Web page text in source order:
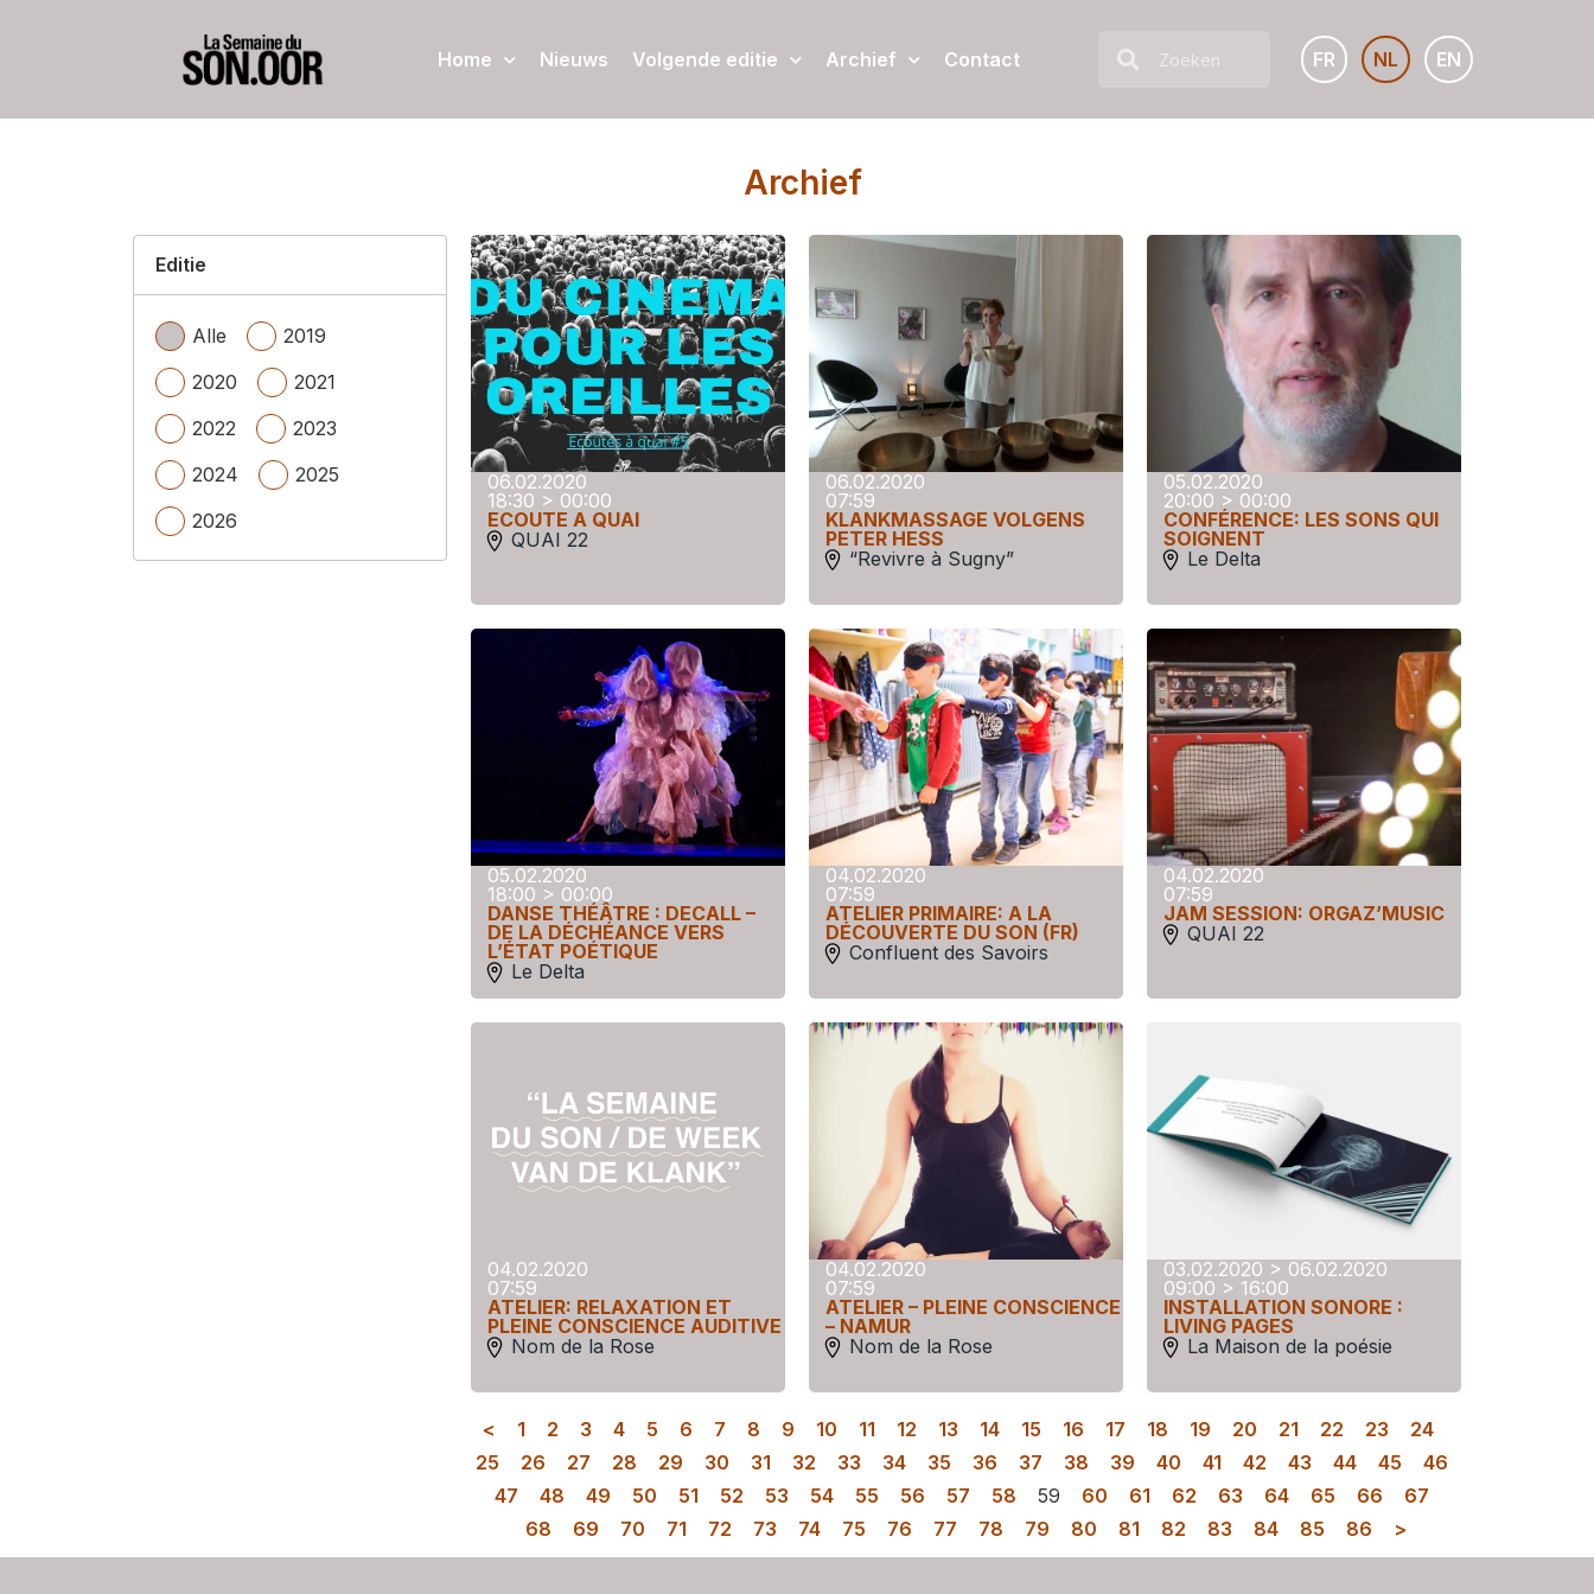
Home Nieuws Volgende editie Archief Contact FR NL EN
Archief
Editie
Alle
2019
2020
2021
2022
2023
2024
2025
2026
06.02.2020
18:30 > 00:00
ECOUTE A QUAI
QUAI 22
06.02.2020
07:59
KLANKMASSAGE VOLGENS
PETER HESS
“Revivre à Sugny”
05.02.2020
20:00 > 00:00
CONFÉRENCE: LES SONS QUI
SOIGNENT
Le Delta
05.02.2020
18:00 > 00:00
DANSE THÉÂTRE : DECALL –
DE LA DÉCHÉANCE VERS
L’ÉTAT POÉTIQUE
Le Delta
04.02.2020
07:59
ATELIER PRIMAIRE: A LA
DÉCOUVERTE DU SON (FR)
Confluent des Savoirs
04.02.2020
07:59
JAM SESSION: ORGAZ’MUSIC
QUAI 22
04.02.2020
07:59
ATELIER: RELAXATION ET
PLEINE CONSCIENCE AUDITIVE
Nom de la Rose
04.02.2020
07:59
ATELIER – PLEINE CONSCIENCE
– NAMUR
Nom de la Rose
03.02.2020 > 06.02.2020
09:00 > 16:00
INSTALLATION SONORE :
LIVING PAGES
La Maison de la poésie
< 1 2 3 4 5 6 7 8 9 10 11 12 13 14 15 16 17 18 19 20 21 22 23
24
25
26 27 28 29 30 31 32 33 34 35 36 37 38 39 40 41 42 43 44 45
46
47
48 49 50 51 52 53 54 55 56 57 58 59 60 61 62 63 64 65 66
67
68
69 70 71 72 73 74 75 76 77 78 79 80 81 82 83 84 85 86 >